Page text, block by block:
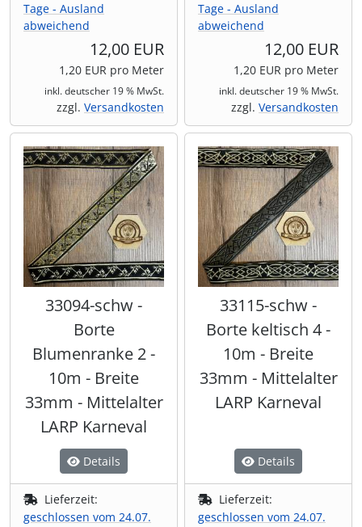
Tage - Ausland
abweichend
12,00 EUR
1,20 EUR pro Meter
inkl. deutscher 19 % MwSt.
zzgl. Versandkosten
Tage - Ausland
abweichend
12,00 EUR
1,20 EUR pro Meter
inkl. deutscher 19 % MwSt.
zzgl. Versandkosten
33094-schw -
Borte
Blumenranke 2 -
10m - Breite
33mm - Mittelalter
LARP Karneval
Details
Lieferzeit:
geschlossen vom 24.07.
33115-schw -
Borte keltisch 4 -
10m - Breite
33mm - Mittelalter
LARP Karneval
Details
Lieferzeit:
geschlossen vom 24.07.